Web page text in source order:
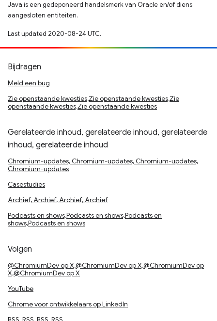
Java is een gedeponeerd handelsmerk van Oracle en/of diens
aangesloten entiteiten.
Last updated 2020-08-24 UTC.
Bijdragen
Meld een bug
Zie openstaande kwesties,Zie openstaande kwesties,Zie
openstaande kwesties,Zie openstaande kwesties
Gerelateerde inhoud, gerelateerde inhoud, gerelateerde
inhoud, gerelateerde inhoud
Chromium-updates, Chromium-updates, Chromium-updates,
Chromium-updates
Casestudies
Archief, Archief, Archief, Archief
Podcasts en shows,Podcasts en shows,Podcasts en
shows,Podcasts en shows
Volgen
@ChromiumDev op X,@ChromiumDev op X,@ChromiumDev op
X,@ChromiumDev op X
YouTube
Chrome voor ontwikkelaars op LinkedIn